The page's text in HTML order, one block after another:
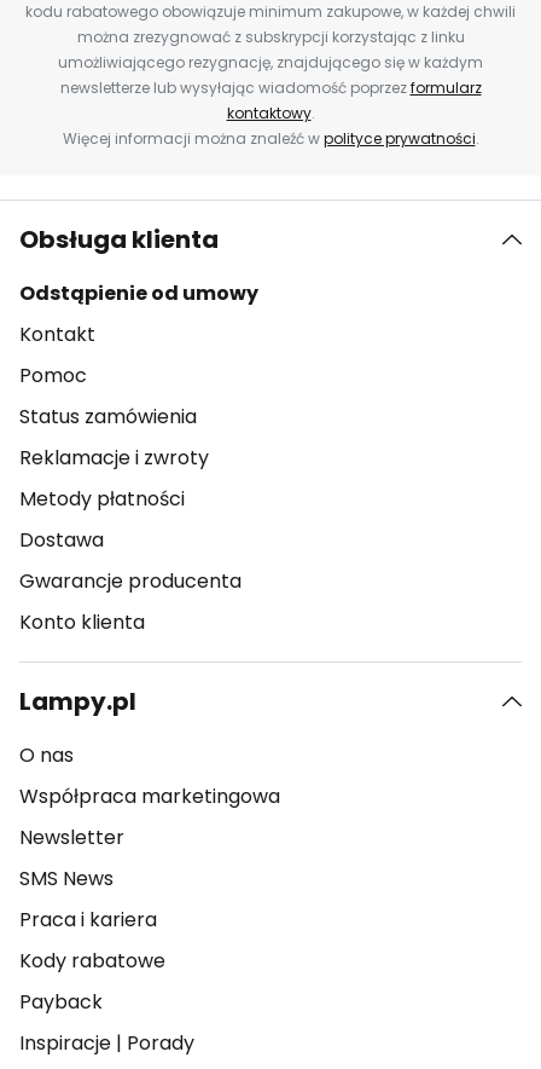
kodu rabatowego obowiązuje minimum zakupowe, w każdej chwili
można zrezygnować z subskrypcji korzystając z linku
umożliwiającego rezygnację, znajdującego się w każdym
newsletterze lub wysyłając wiadomość poprzezformularz
kontaktowy.
Więcej informacji można znaleźć wpolityce prywatności.
Obsługa klienta
Odstąpienie od umowy
Kontakt
Pomoc
Status zamówienia
Reklamacje i zwroty
Metody płatności
Dostawa
Gwarancje producenta
Konto klienta
Lampy.pl
O nas
Współpraca marketingowa
Newsletter
SMS News
Praca i kariera
Kody rabatowe
Payback
Inspiracje | Porady